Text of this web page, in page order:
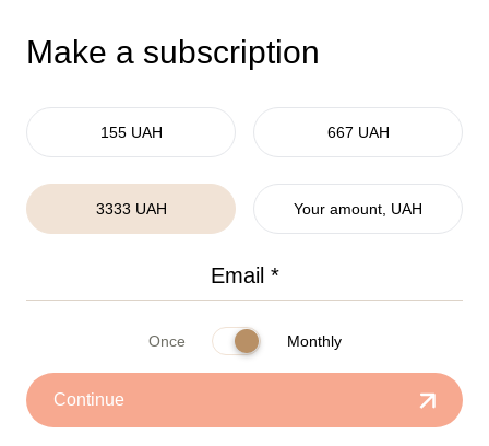
Make a subscription
155 UAH 667 UAH
3333 UAH Your amount, UAH
Once Monthly
Continue